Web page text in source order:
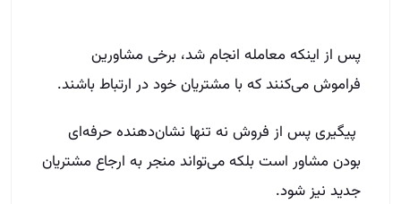
پس از اینکه معامله انجام شد، برخی مشاورین
فراموش می‌کنند که با مشتریان خود در ارتباط باشند.
پیگیری پس از فروش نه تنها نشان‌دهنده حرفه‌ای
بودن مشاور است بلکه می‌تواند منجر به ارجاع مشتریان
جدید نیز شود.